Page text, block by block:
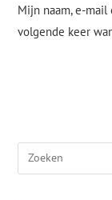
Mijn naam, e-
volgende keer